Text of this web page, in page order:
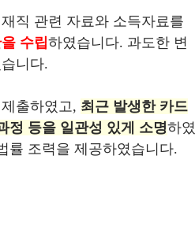
직 관련 자료와 소득자료를
수립하였습니다. 과도한 변
니다.
출하였고, 최근 발생한 카드
정 등을 일관성 있게 소명하였
률 조력을 제공하였습니다.